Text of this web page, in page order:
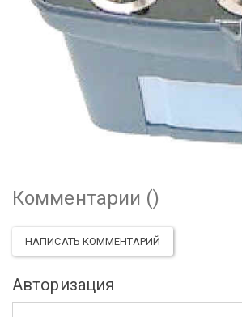
Комментарии ()
НАПИСАТЬ КОММЕНТАРИЙ
Авторизация